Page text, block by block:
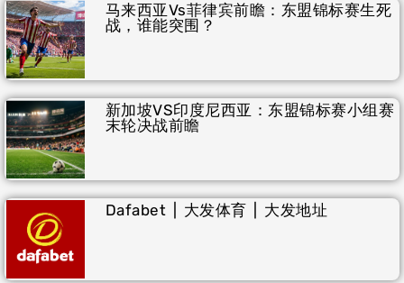
马来西亚vs菲律宾前瞻：东盟锦标赛生死
战，谁能突围？
新加坡VS印度尼西亚：东盟锦标赛小组赛
末轮决战前瞻
Dafabet | 大发体育 | 大发地址